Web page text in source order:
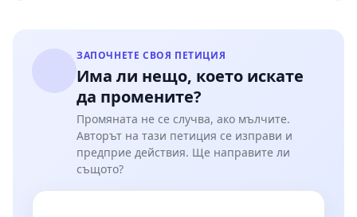
ЗАПОЧНЕТЕ СВОЯ ПЕТИЦИЯ
Има ли нещо, което искате
да промените?
Промяната не се случва, ако мълчите.
Авторът на тази петиция се изправи и
предприе действия. Ще направите ли
същото?